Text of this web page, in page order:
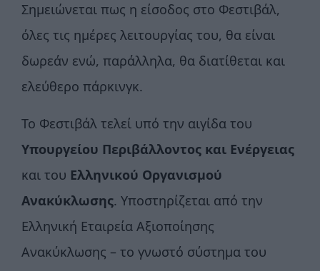
Σημειώνεται πως η είσοδος στο Φεστιβάλ,
όλες τις ημέρες λειτουργίας του, θα είναι
δωρεάν ενώ, παράλληλα, θα διατίθεται και
ελεύθερο πάρκινγκ.
Το Φεστιβάλ τελεί υπό την αιγίδα του
Υπουργείου Περιβάλλοντος και Ενέργειας
και του Ελληνικού Οργανισμού
Ανακύκλωσης. Υποστηρίζεται από την
Ελληνική Εταιρεία Αξιοποίησης
Ανακύκλωσης – το γνωστό σύστημα του